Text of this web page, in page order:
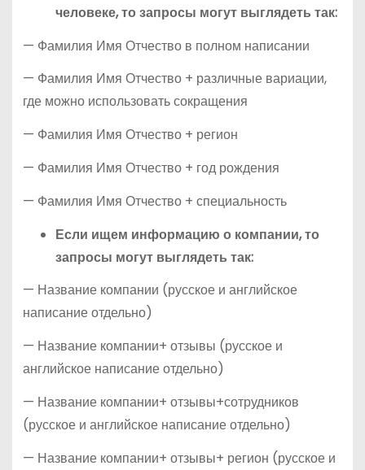
человеке, то запросы могут выглядеть так:
— Фамилия Имя Отчество в полном написании
— Фамилия Имя Отчество + различные вариации,
где можно использовать сокращения
— Фамилия Имя Отчество + регион
— Фамилия Имя Отчество + год рождения
— Фамилия Имя Отчество + специальность
Если ищем информацию о компании, то
запросы могут выглядеть так:
— Название компании (русское и английское
написание отдельно)
— Название компании+ отзывы (русское и
английское написание отдельно)
— Название компании+ отзывы+сотрудников
(русское и английское написание отдельно)
— Название компании+ отзывы+ регион (русское и